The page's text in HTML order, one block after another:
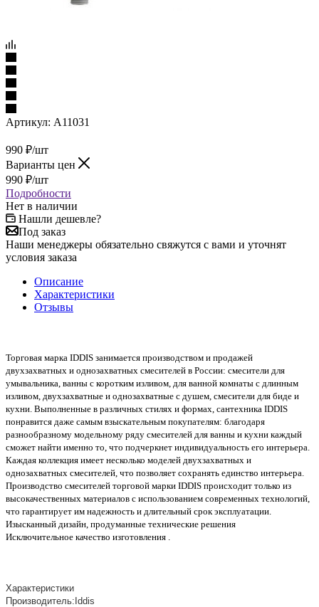
Артикул: A11031
990 ₽/шт
Варианты цен
990 ₽/шт
Подробности
Нет в наличии
Нашли дешевле?
Под заказ
Наши менеджеры обязательно свяжутся с вами и уточнят
условия заказа
Описание
Характеристики
Отзывы
Торговая марка IDDIS занимается производством и продажей
двухзахватных и однозахватных смесителей в России: смесители для
умывальника, ванны с коротким изливом, для ванной комнаты с длинным
изливом, двухзахватные и однозахватные с душем, смесители для биде и
кухни. Выполненные в различных стилях и формах, сантехника IDDIS
понравится даже самым взыскательным покупателям: благодаря
разнообразному модельному ряду смесителей для ванны и кухни каждый
сможет найти именно то, что подчеркнет индивидуальность его интерьера.
Каждая коллекция имеет несколько моделей двухзахватных и
однозахватных смесителей, что позволяет сохранять единство интерьера.
Производство смесителей торговой марки IDDIS происходит только из
высокачественных материалов с использованием современных технологий,
что гарантирует им надежность и длительный срок эксплуатации.
Изысканный дизайн, продуманные технические решения
Исключительное качество изготовления .
Характеристики
Производитель: Iddis